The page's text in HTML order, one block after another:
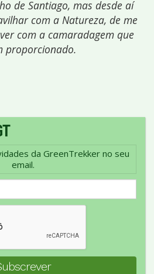
de Santiago, mas desde aí
com a Natureza, de me
com a camaradagem que
proporcionado.
da GreenTrekker no seu
email.